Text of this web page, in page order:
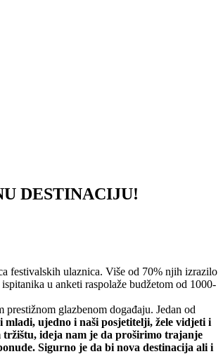
DESTINACIJU!
festivalskih ulaznica. Više od 70% njih izrazilo
u anketi raspolaže budžetom od 1000-
glazbenom događaju. Jedan od
ujedno i naši posjetitelji, žele vidjeti i
ideja nam je da proširimo trajanje
Sigurno je da bi nova destinacija ali i